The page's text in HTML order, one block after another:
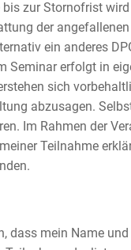
zur Stornofrist
der
ein anderes
Seminar erfolgt in
sich
abzusagen.
Im Rahmen der
Teilnahme
dass mein Name und